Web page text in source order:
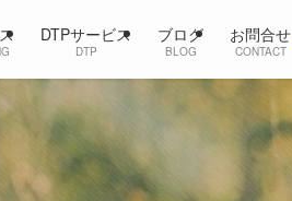
DTPサービス
DTP
ブログ
BLOG
お問合せ
CONTACT